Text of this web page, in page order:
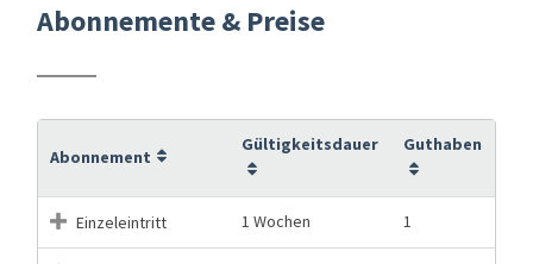
Abonnemente & Preise
Abonnement
Gültigkeitsdauer Guthaben
Einzeleintritt 1 Wochen 1